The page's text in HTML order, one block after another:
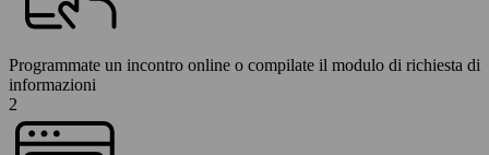
Programmate un incontro online o compilate il modulo di richiesta di
informazioni
2